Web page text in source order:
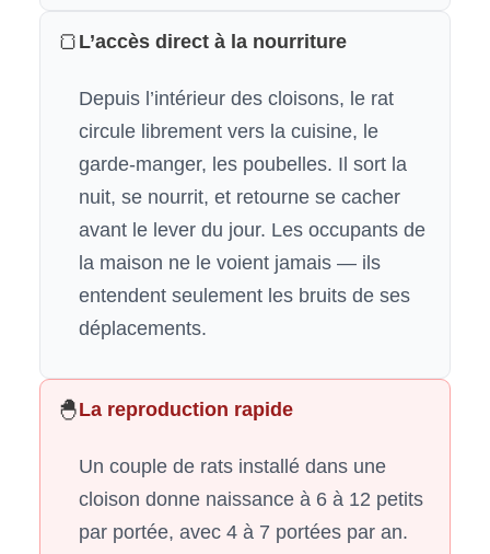
🍞 L’accès direct à la nourriture
Depuis l’intérieur des cloisons, le rat
circule librement vers la cuisine, le
garde-manger, les poubelles. Il sort la
nuit, se nourrit, et retourne se cacher
avant le lever du jour. Les occupants de
la maison ne le voient jamais — ils
entendent seulement les bruits de ses
déplacements.
🐣La reproduction rapide
Un couple de rats installé dans une
cloison donne naissance à 6 à 12 petits
par portée, avec 4 à 7 portées par an.